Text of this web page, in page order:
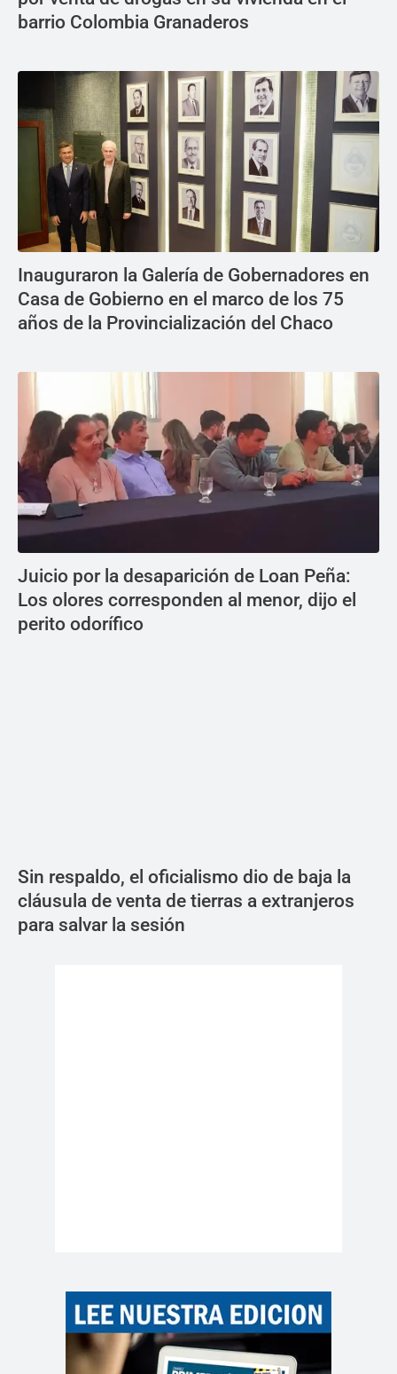
barrio Colombia Granaderos
Inauguraron la Galería de Gobernadores en
Casa de Gobierno en el marco de los 75
años de la Provincialización del Chaco
Juicio por la desaparición de Loan Peña:
Los olores corresponden al menor, dijo el
perito odorífico
Sin respaldo, el oficialismo dio de baja la
cláusula de venta de tierras a extranjeros
para salvar la sesión